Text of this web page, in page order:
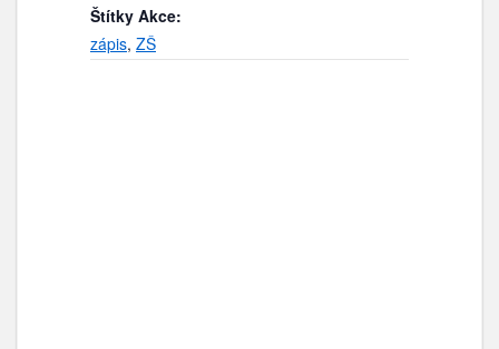
Štítky Akce:
zápis, ZŠ